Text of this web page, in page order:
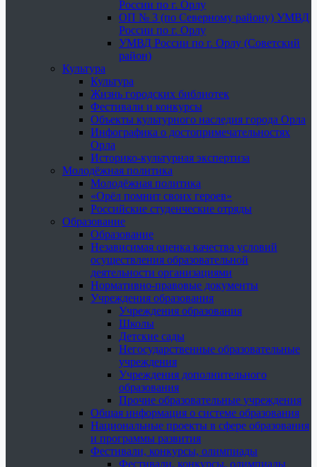
России по г. Орлу
ОП № 3 (по Северному району) УМВД
России по г. Орлу
УМВД России по г. Орлу (Советский
район)
Культура
Культура
Жизнь городских библиотек
Фестивали и конкурсы
Объекты культурного наследия города Орла
Инфографика о достопримечательностях
Орла
Историко-культурная экспертиза
Молодёжная политика
Молодёжная политика
«Орёл помнит своих героев»
Российские студенческие отряды
Образование
Образование
Независимая оценка качества условий
осуществления образовательной
деятельности организациями
Нормативно-правовые документы
Учреждения образования
Учреждения образования
Школы
Детские сады
Негосударственные образовательные
учреждения
Учреждения дополнительного
образования
Прочие образовательные учреждения
Общая информация о системе образования
Национальные проекты в сфере образования
и программы развития
Фестивали, конкурсы, олимпиады
Фестивали, конкурсы, олимпиады